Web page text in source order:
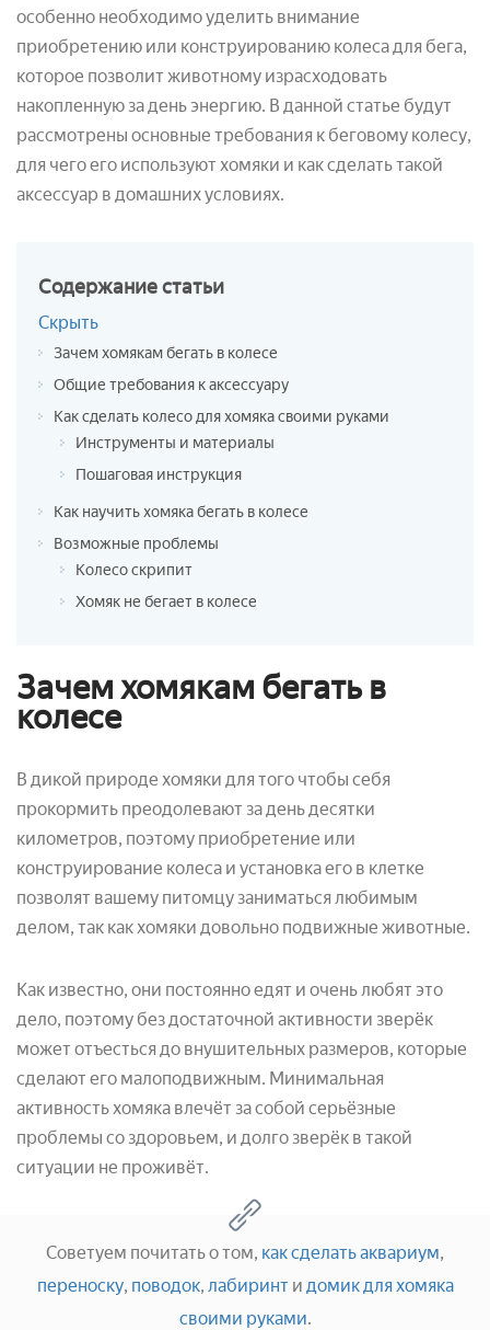
особенно необходимо уделить внимание
приобретению или конструированию колеса для бега,
которое позволит животному израсходовать
накопленную за день энергию. В данной статье будут
рассмотрены основные требования к беговому колесу,
для чего его используют хомяки и как сделать такой
аксессуар в домашних условиях.
Содержаниестатьи
Скрыть
Зачем хомякам бегать в колесе
Общие требования к аксессуару
Как сделать колесо для хомяка своими руками
Инструменты и материалы
Пошаговая инструкция
Как научить хомяка бегать в колесе
Возможные проблемы
Колесо скрипит
Хомяк не бегает в колесе
Зачем хомякам бегать в
колесе
В дикой природе хомяки для того чтобы себя
прокормить преодолевают за день десятки
километров, поэтому приобретение или
конструирование колеса и установка его в клетке
позволят вашему питомцу заниматься любимым
делом, так как хомяки довольно подвижные животные.
Как известно, они постоянно едят и очень любят это
дело, поэтому без достаточной активности зверёк
может отъесться до внушительных размеров, которые
сделают его малоподвижным. Минимальная
активность хомяка влечёт за собой серьёзные
проблемы со здоровьем, и долго зверёк в такой
ситуации не проживёт.
Советуем почитать о том, как сделать аквариум,
переноску, поводок, лабиринт и домик для хомяка
своими руками.